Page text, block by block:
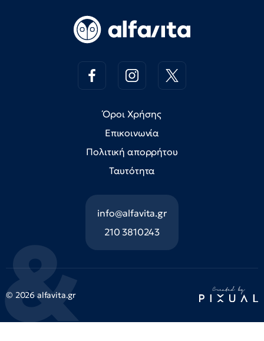
Όροι Χρήσης
Επικοινωνία
Πολιτική απορρήτου
Ταυτότητα
info@alfavita.gr
210 3810243
© 2026 alfavita.gr